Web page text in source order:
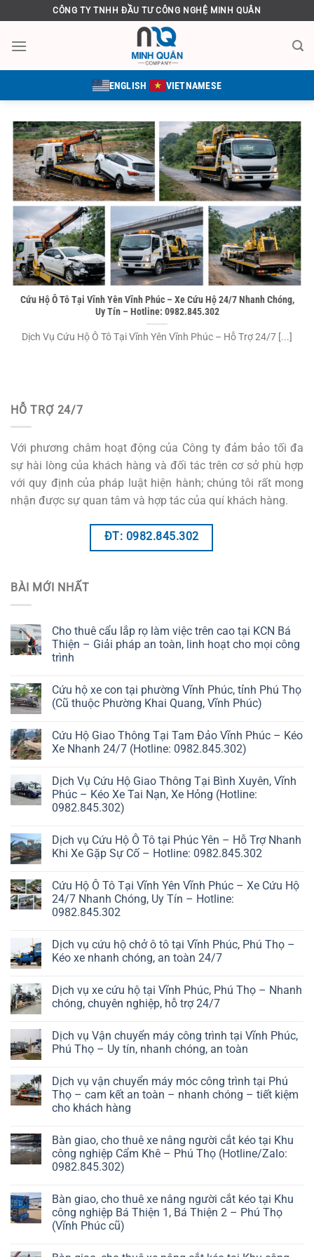
qua
nội
CÔNG TY TNHH ĐẦU TƯ CÔNG NGHỆ MINH QUÂN
ENGLISH VIETNAMESE
Cứu Hộ Ô Tô Tại Vĩnh Yên Vĩnh Phúc – Xe Cứu Hộ 24/7 Nhanh Chóng,
Uy Tín – Hotline: 0982.845.302
Dịch Vụ Cứu Hộ Ô Tô Tại Vĩnh Yên Vĩnh Phúc – Hỗ Trợ 24/7 [...]
HỖ TRỢ 24/7
Với phương châm hoạt động của Công ty đảm bảo tối đa
sự hài lòng của khách hàng và đối tác trên cơ sở phù hợp
với quy định của pháp luật hiện hành; chúng tôi rất mong
nhận được sự quan tâm và hợp tác của quí khách hàng.
ĐT: 0982.845.302
BÀI MỚI NHẤT
Cho thuê cẩu lắp rọ làm việc trên cao tại KCN Bá
Thiện – Giải pháp an toàn, linh hoạt cho mọi công
trình
Cứu hộ xe con tại phường Vĩnh Phúc, tỉnh Phú Thọ
(Cũ thuộc Phường Khai Quang, Vĩnh Phúc)
Cứu Hộ Giao Thông Tại Tam Đảo Vĩnh Phúc – Kéo
Xe Nhanh 24/7 (Hotline: 0982.845.302)
Dịch Vụ Cứu Hộ Giao Thông Tại Bình Xuyên, Vĩnh
Phúc – Kéo Xe Tai Nạn, Xe Hỏng (Hotline:
0982.845.302)
Dịch vụ Cứu Hộ Ô Tô tại Phúc Yên – Hỗ Trợ Nhanh
Khi Xe Gặp Sự Cố – Hotline: 0982.845.302
Cứu Hộ Ô Tô Tại Vĩnh Yên Vĩnh Phúc – Xe Cứu Hộ
24/7 Nhanh Chóng, Uy Tín – Hotline:
0982.845.302
Dịch vụ cứu hộ chở ô tô tại Vĩnh Phúc, Phú Thọ –
Kéo xe nhanh chóng, an toàn 24/7
Dịch vụ xe cứu hộ tại Vĩnh Phúc, Phú Thọ – Nhanh
chóng, chuyên nghiệp, hỗ trợ 24/7
Dịch vụ Vận chuyển máy công trình tại Vĩnh Phúc,
Phú Thọ – Uy tín, nhanh chóng, an toàn
Dịch vụ vận chuyển máy móc công trình tại Phú
Thọ – cam kết an toàn – nhanh chóng – tiết kiệm
cho khách hàng
Bàn giao, cho thuê xe nâng người cắt kéo tại Khu
công nghiệp Cẩm Khê – Phú Thọ (Hotline/Zalo:
0982.845.302)
Bàn giao, cho thuê xe nâng người cắt kéo tại Khu
công nghiệp Bá Thiện 1, Bá Thiện 2 – Phú Thọ
(Vĩnh Phúc cũ)